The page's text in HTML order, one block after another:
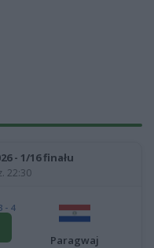
- 1/16 finału
22:30
- 4
Paragwaj